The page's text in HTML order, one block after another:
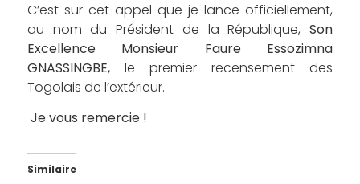
C’est sur cet appel que je lance officiellement,
au nom du Président de la République, Son
Excellence Monsieur Faure Essozimna
GNASSINGBE, le premier recensement des
Togolais de l’extérieur.
Je vous remercie !
Similaire